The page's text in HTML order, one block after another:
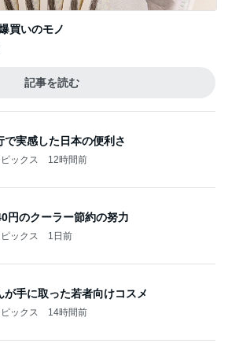
買いのモノ
記事を読む
で実感した日本の便利さ
ックス 12時間前
円のクーラー節約の努力
ックス 1日前
が手に取った若者向けコスメ
ックス 14時間前